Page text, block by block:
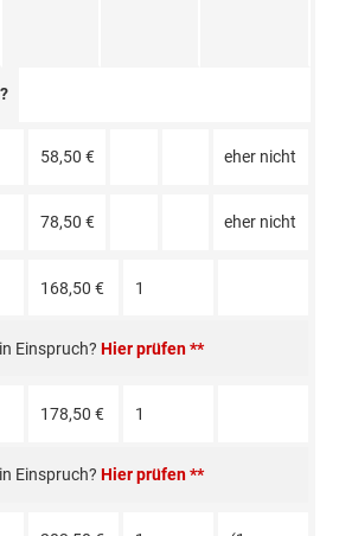
58,50 € eher nicht
78,50 € eher nicht
168,50 € 1
Hier prüfen **
178,50 € 1
Hier prüfen **